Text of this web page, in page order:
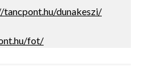
dunakeszi/
fot/